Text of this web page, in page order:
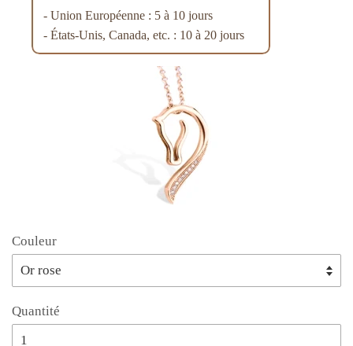
- Union Européenne : 5 à 10 jours
- États-Unis, Canada, etc. : 10 à 20 jours
Couleur
Quantité